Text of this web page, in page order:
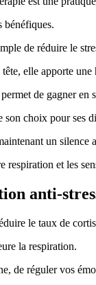
bénéfiques.
de réduire le
elle apporte
de gagner
choix pour ses
un
et les
anti-
le taux de
la respiration.
de réguler vos